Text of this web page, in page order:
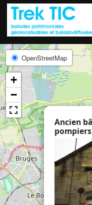
Ancien
pompiers
OpenStreetMap
+
−